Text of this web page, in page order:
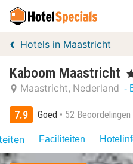
Hotels in Maastricht
Kaboom Maastricht ,
Maastricht Nederland
7.9 Goed 52 Beoordelingen
Faciliteiten